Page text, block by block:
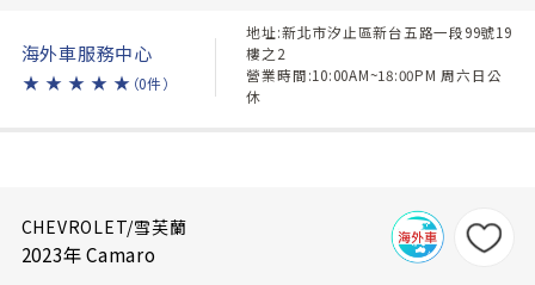
海外車服務中心
★ ★ ★ ★ ★ （0件）
地址:新北市汐止區新台五路一段99號19
樓之2
營業時間:10:00AM~18:00PM 周六日公
休
CHEVROLET/雪芙蘭
2023年 Camaro